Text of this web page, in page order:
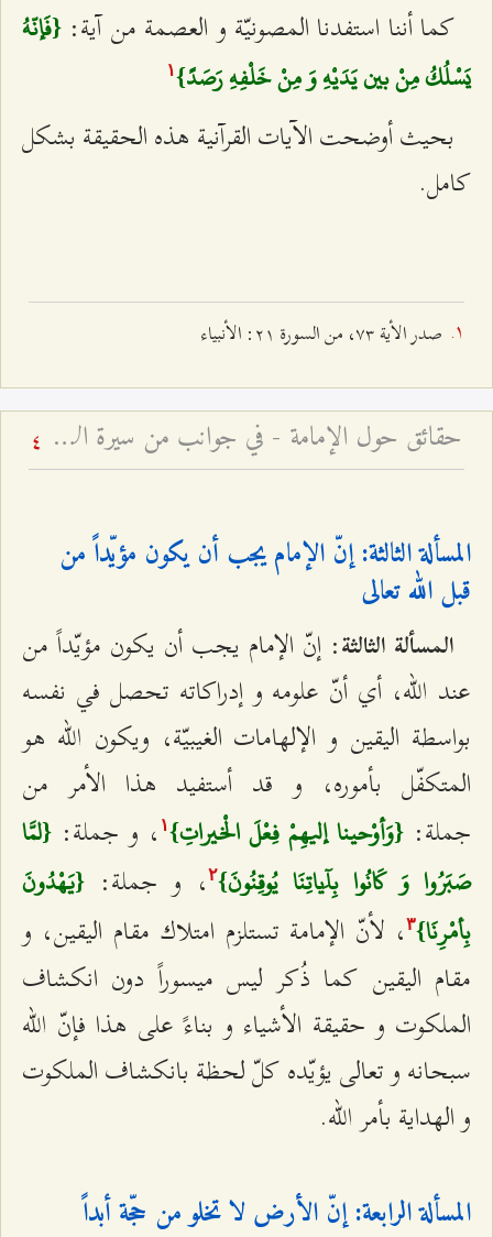
كما أننا استفدنا المصونيّة و العصمة من آية: {فَإنّهُ
يَسْلُكُ مِنْ بين يَدَيْهِ وَ مِنْ خَلْفِهِ رَصَدً}۱
بحيث أوضحت الآيات القرآنية هذه الحقيقة بشكل
كامل.
صدر الأية ۷٣، من السورة ٢۱: الأنبياء
حقائق حول الإمامة - في جوانب من سيرة الإمام المجتبى وأحداث شهادته 4
المسألة الثالثة: إنّ الإمام يجب أن يكون مؤيّداً من
قبل الله تعالى‌
المسألة الثالثة: إنّ الإمام يجب أن يكون مؤيّداً من
عند الله، أي أنّ علومه و إدراكاته تحصل في نفسه
بواسطة اليقين و الإلهامات الغيبيّة، ويكون الله هو
المتكفّل بأموره، و قد أستفيد هذا الأمر من
جملة: {وَأوْحينا إليهِمْ فِعْلَ الْخيراتِ}۱ ، و جملة: {لمَّا
صَبَرُوا وَ كَانُوا بِآَياتِنَا يُوقِنُونَ}٢، و جملة: {يَهْدُونَ
بِأمْرِنَا}٣، لأنّ الإمامة تستلزم امتلاك مقام اليقين، و
مقام اليقين كما ذُكر ليس ميسوراً دون انكشاف
الملكوت و حقيقة الأشياء و بناءً على هذا فإنّ الله
سبحانه و تعالى يؤيّده كلّ لحظة بانكشاف الملكوت
و الهداية بأمر الله.
المسألة الرابعة: إنّ الأرض لا تخلو من حجّة أبداً